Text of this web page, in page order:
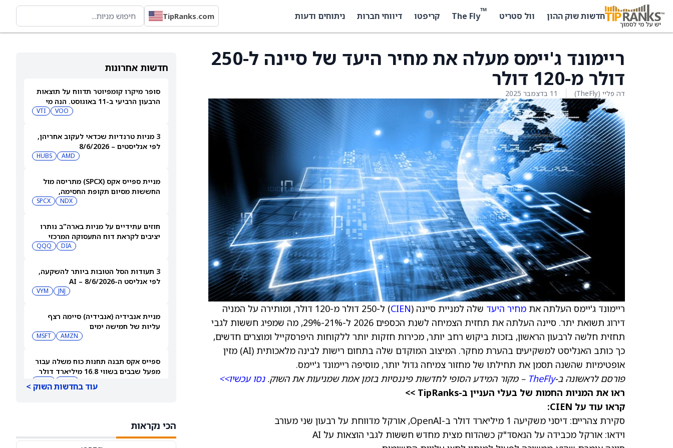
חדשות שוק ההון וול סטריט ™
The Fly קריפטו דיווחי חברות ניתוחים ודעות TipRanks.com
חדשות אחרונות
סופר מיקרו קומפיוטר תדווח על תוצאות
הרבעון הרביעי ב-11 באוגוסט. הנה מי
VOO
VTI
3 מניות טרנדיות שכדאי לעקוב אחריהן,
לפי אנליסטים – 8/6/2026
AMD
HUBS
מניית ספייס אקס (SPCX) מתריסה מול
החששות מסיום תקופת החסימה,
NDX
SPCX
חוזים עתידיים על מניות בארה"ב נותרו
יציבים לקראת דוח התעסוקה המרכזי
DIA
QQQ
3 תעודות הסל הטובות ביותר להשקעה,
לפי אנליסט ה-AI – 8/6/2026
JNJ
VYM
מניית אנבידיה (אנבידיה) סיימה רצף
עליות של חמישה ימים
AMZN
MSFT
ספייס אקס תבנה תחנות כוח משלה עבור
מפעל שבבים בשווי 16.8 מיליארד דולר
מהלך ה-AI inference שלה
עוד בחדשות השוק >
הכי נקראות
ריימונד ג'יימס מעלה את מחיר היעד של סיינה ל-250
דולר מ-120 דולר
דה פליי (TheFly) 11 בדצמבר 2025
ריימונד ג'יימס העלתה את מחיר היעד שלה למניית סיינה (CIEN
) ל-250 דולר מ-120 דולר, ומותירה על המניה
דירוג תשואת יתר. סיינה העלתה את תחזית הצמיחה לשנת הכספים 2026 ל-21%-29%, מה שמפיג חששות לגבי
תחזית חלשה לרבעון הראשון, בזכות ביקוש רחב יותר, מכירות חזקות יותר ללקוחות היפרסקייל ומוצרים חדשים,
כך כותב האנליסט למשקיעים בהערת מחקר. המיצוב המוקדם שלה בתחום רישות לבינה מלאכותית (AI) מזין
אופטימיות שהשנה תסמן את תחילתו של מחזור צמיחה גדול יותר, מוסיפה ריימונד ג'יימס.
פורסם לראשונה ב-TheFly – מקור המידע הסופי לחדשות פיננסיות בזמן אמת שמניעות את השוק.נסו עכשיו>>
ראו את המניות החמות של בעלי העניין ב-TipRanks >>
קראו עוד על CIEN:
סקירת צהריים: דיסני משקיעה 1 מיליארד דולר ב-OpenAI, אורקל מדווחת על רבעון שני מעורב
וידאו: אורקל מכבידה על הנאסד"ק כשהדוח מצית מחדש חששות לגבי הוצאות על AI